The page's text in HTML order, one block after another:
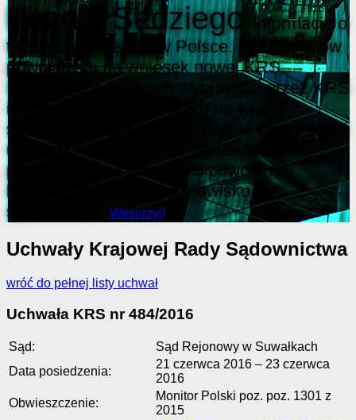
Poznaj Sędziego
Informacje o
tym, kto jest sędzią w Polsce. Lista sędziów
powołanych na wniosek nowej KRS.
Informacje o sędziach wybranych przez KRS
i pozostałych kandydatach na wolne
stanowiska sędziowskie. Wyniki konkursów i
uchwały Krajowej Rady Sądownictwa o
przedstawieniu wniosku o powołanie
kandydata na wolne stanowisko
sędziowskie.
Wesprzyj!
Uchwały Krajowej Rady Sądownictwa
wróć do pełnej listy uchwał
Uchwała KRS nr 484/2016
Sąd:
Sąd Rejonowy w Suwałkach
Data posiedzenia:
21 czerwca 2016 – 23 czerwca
2016
Obwieszczenie:
Monitor Polski poz. poz. 1301 z
2015